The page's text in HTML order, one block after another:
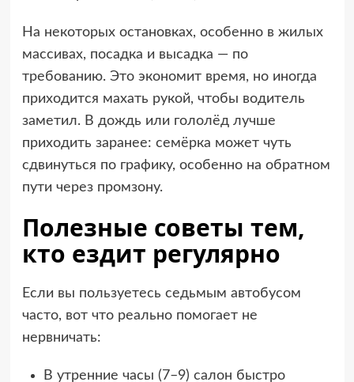
На некоторых остановках, особенно в жилых
массивах, посадка и высадка — по
требованию. Это экономит время, но иногда
приходится махать рукой, чтобы водитель
заметил. В дождь или гололёд лучше
приходить заранее: семёрка может чуть
сдвинуться по графику, особенно на обратном
пути через промзону.
Полезные советы тем,
кто ездит регулярно
Если вы пользуетесь седьмым автобусом
часто, вот что реально помогает не
нервничать:
В утренние часы (7–9) салон быстро